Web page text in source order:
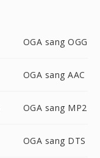
OGA sang OGG
OGA sang AAC
OGA sang MP2
OGA sang DTS